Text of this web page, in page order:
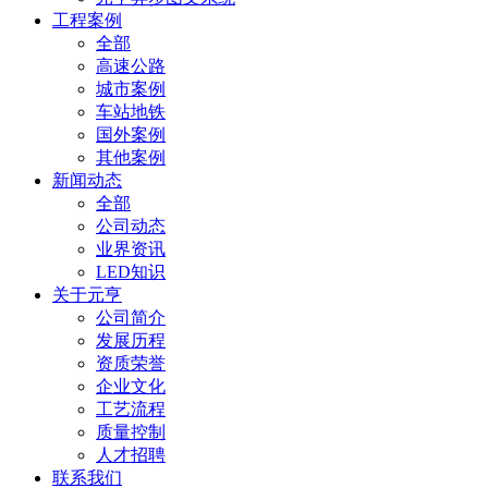
工程案例
全部
高速公路
城市案例
车站地铁
国外案例
其他案例
新闻动态
全部
公司动态
业界资讯
LED知识
关于元亨
公司简介
发展历程
资质荣誉
企业文化
工艺流程
质量控制
人才招聘
联系我们